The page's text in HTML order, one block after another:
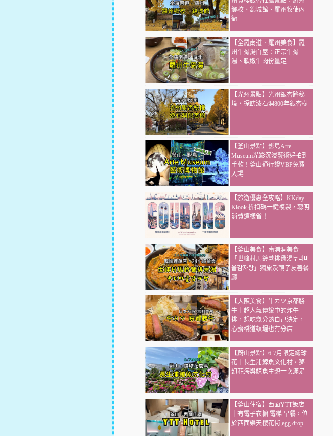
鄉校、錦城館、羅州牧使內
衙
【全羅南道．羅州美食】羅
州牛骨湯白屋：正宗牛骨
湯、軟嫩牛肉份量足
【光州景點】光州銀杏路秘
境・探訪漆石洞800年銀杏樹
【釜山景點】影島Arte
Museum光影沉浸藝術好拍到
手軟！釜山通行證VBP免費
入場
【旅遊優惠全攻略】KKday
Klook 折扣碼一鍵複製，聰明
消費這樣省！
【釜山美食】南浦洞美食
「世峰村馬鈴薯排骨湯누리마
을감자탕」獨旅及親子友善餐
廳
【大阪美食】牛カツ京都勝
牛｜超人氣傳說中的炸牛
排，想吃幾分熟自己決定，
心齋橋道頓堀也有分店
【蔚山景點】6-7月限定繡球
花｜長生浦鯨魚文化村，夢
幻花海與鯨魚主題一次滿足
【釜山住宿】西面YTT飯店
｜有電子衣櫥.電梯.早餐，位
於西面樂天櫻花街,egg drop